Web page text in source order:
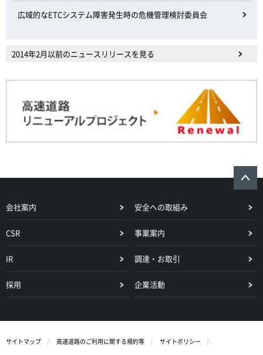
広域的なETCシステム障害発生時の危機管理検討委員会
2014年2月以前のニュースリリースを見る
会社案内 安全への取組み
CSR 事業案内
IR 調達・お取引
採用 企業活動
サイトマップ 高速道路のご利用に関する規約等
サイトポリシー